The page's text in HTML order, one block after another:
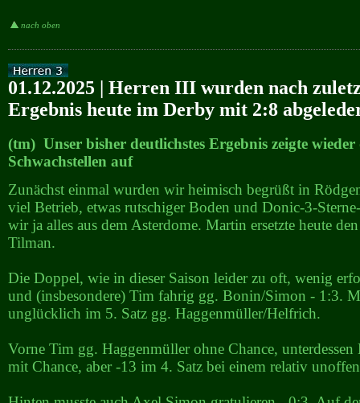
nach oben
01.12.2025 | Herren III wurden nach
Ergebnis heute im Derby mit 2:8
(tm) Unser bisher deutlichstes Ergebnis zeigte wieder
Schwachstellen auf
Zunächst einmal wurden wir heimisch begrüßt in
viel Betrieb, etwas rutschiger Boden und Donic-3-
wir ja alles aus dem Asterdome. Martin ersetzte heute
Tilman.
Die Doppel, wie in dieser Saison leider zu oft, wenig
und (insbesondere) Tim fahrig gg. Bonin/Simon - 1:3.
unglücklich im 5. Satz gg. Haggenmüller/Helfrich.
Vorne Tim gg. Haggenmüller ohne Chance,
mit Chance, aber -13 im 4. Satz bei einem relativ